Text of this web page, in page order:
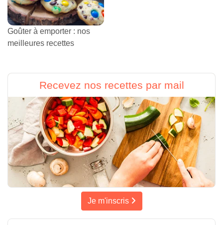
Goûter à emporter : nos
meilleures recettes
Recevez nos recettes par mail
Je m'inscris